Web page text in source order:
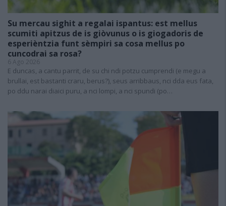
Su mercau sighit a regalai ispantus: est mellus
scumiti apitzus de is giòvunus o is giogadoris de
esperièntzia funt sèmpiri sa cosa mellus po
cuncodrai sa rosa?
6 Ago 2026
E duncas, a cantu parrit, de su chi ndi potzu cumprendi (e megu a
brullai, est bastanti craru, berus?), seus arribbaus, nci dda eus fata,
po ddu narai diaici puru, a nci lompi, a nci spundi (po…